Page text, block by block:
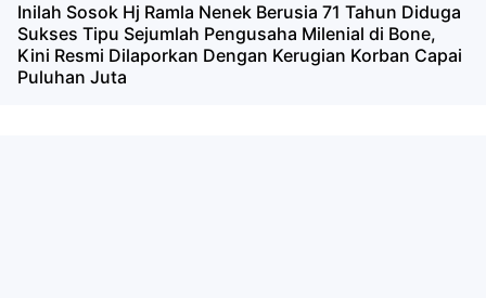
Inilah Sosok Hj Ramla Nenek Berusia 71 Tahun Diduga
Sukses Tipu Sejumlah Pengusaha Milenial di Bone,
Kini Resmi Dilaporkan Dengan Kerugian Korban Capai
Puluhan Juta